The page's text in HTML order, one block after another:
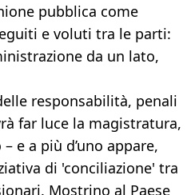
pubblica come
e voluti tra le parti:
da un lato,
responsabilità, penali
far luce la magistratura,
e a più d’uno appare,
di 'conciliazione' tra
Mostrino al Paese